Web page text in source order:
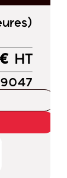
HT
9047